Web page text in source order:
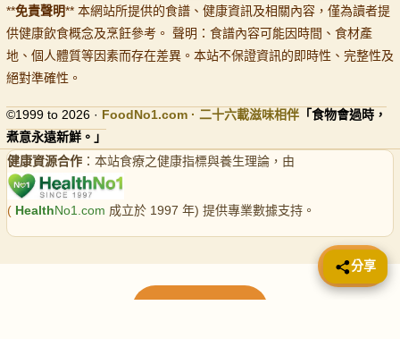
**免責聲明** 本網站所提供的食譜、健康資訊及相關內容，僅為讀者提
供健康飲食概念及烹飪參考。 聲明：食譜內容可能因時間、食材產
地、個人體質等因素而存在差異。本站不保證資訊的即時性、完整性及
絕對準確性。
©1999 to 2026 · FoodNo1.com · 二十六載滋味相伴 「食物會過時，
煮意永遠新鮮。」
健康資源合作 ：本站食療之健康指標與養生理論，由
( HealthNo1.com 成立於 1997 年) 提供專業數據支持。
📤 分享
分享